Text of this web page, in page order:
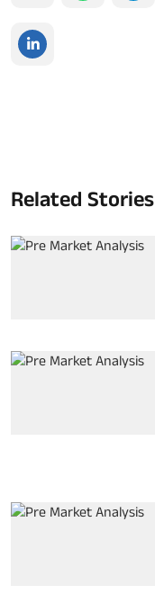
Related Stories